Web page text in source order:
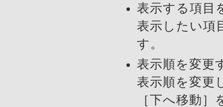
表示する項目
表示したい項
す。
表示順を変更
表示順を変更
［下へ移動